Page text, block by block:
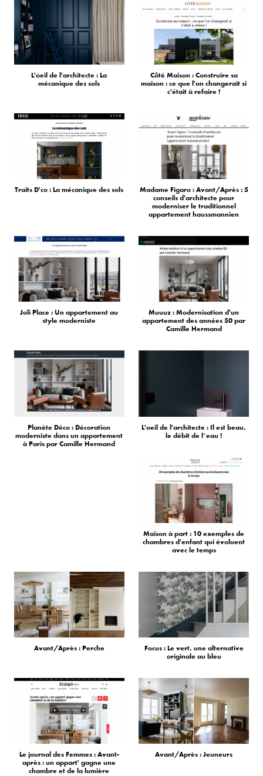
L'oeil de l'architecte : La
mécanique des sols
Côté Maison : Construire sa
maison : ce que l'on changerait si
c'était à refaire !
Traits D'co : La mécanique des sols
Madame Figaro : Avant/Après : 5
conseils d'architecte pour
moderniser le traditionnel
appartement haussmannien
Joli Place : Un appartement au
style moderniste
Muuuz : Modernisation d'un
appartement des années 50 par
Camille Hermand
Planète Déco : Décoration
moderniste dans un appartement
à Paris par Camille Hermand
L'oeil de l'architecte : Il est beau,
le débit de l’eau !
Maison à part : 10 exemples de
chambres d'enfant qui évoluent
avec le temps
Avant/Après : Perche
Focus : Le vert, une alternative
originale au bleu
Le journal des Femmes : Avant-
après : un appart' gagne une
chambre et de la lumière
Avant/Après : Jeuneurs